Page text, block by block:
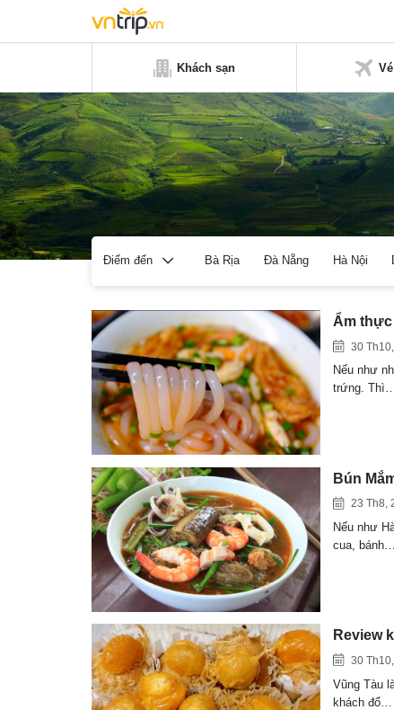
Khách sạn
Điểm đến Bà Rịa Đà Nẵng Hà Nội
Ẩm
30
Nếu như
trứng.
Bún
23 Th8,
Nếu như
cua, bánh…
Review
30
Vũng Tàu
khách đổ…